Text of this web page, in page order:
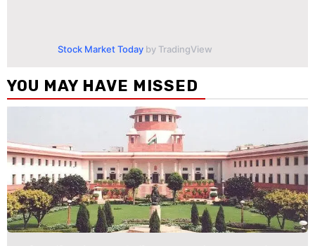
Stock Market Today by TradingView
YOU MAY HAVE MISSED